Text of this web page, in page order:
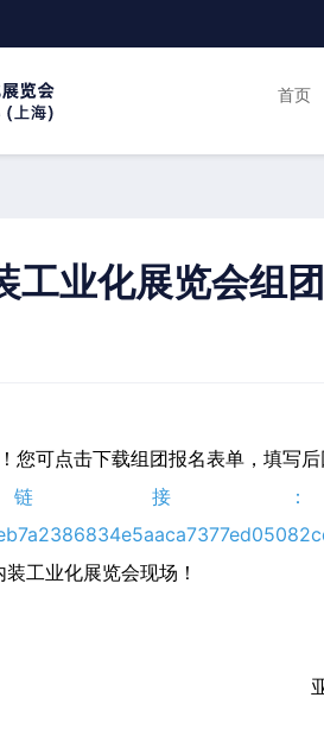
首页
工业化展览会组
您可点击下载组团报名表单，填写后
接
工业化展览会现场！